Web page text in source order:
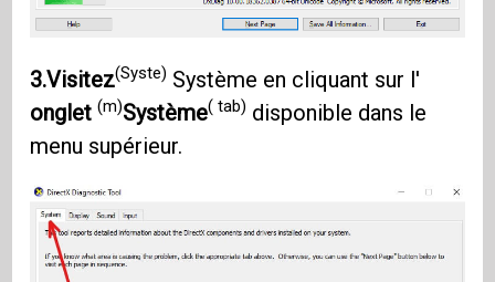
3.Visitez(Syste) Système en cliquant sur l'
onglet(m)Système( tab) disponible dans le
menu supérieur.